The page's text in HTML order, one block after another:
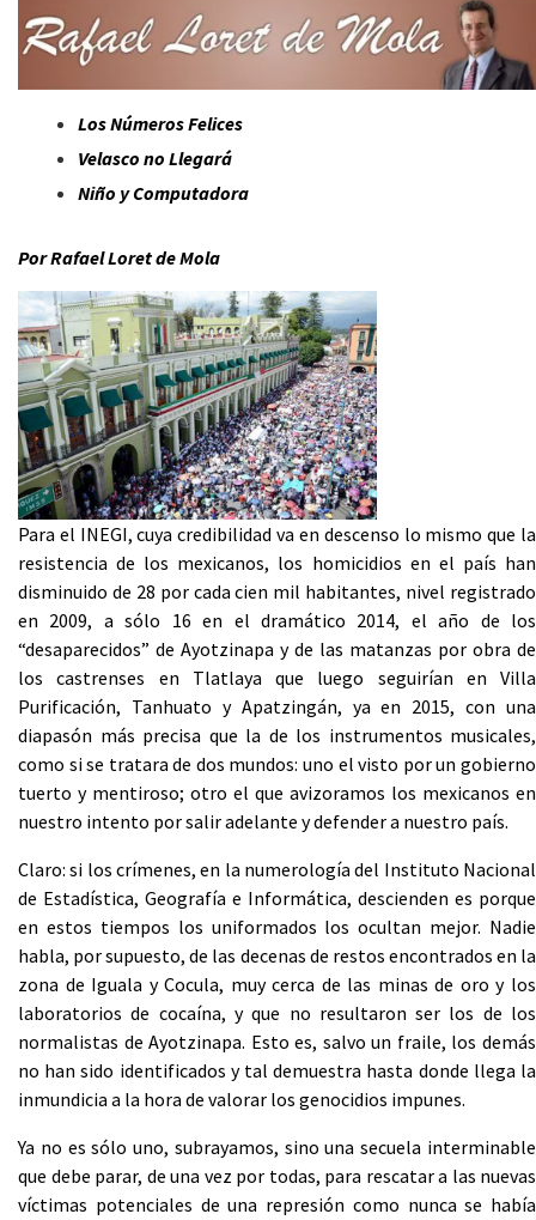
Los Números Felices
Velasco no Llegará
Niño y Computadora
Por Rafael Loret de Mola
Para el INEGI, cuya credibilidad va en descenso lo mismo que la
resistencia de los mexicanos, los homicidios en el país han
disminuido de 28 por cada cien mil habitantes, nivel registrado
en 2009, a sólo 16 en el dramático 2014, el año de los
“desaparecidos” de Ayotzinapa y de las matanzas por obra de
los castrenses en Tlatlaya que luego seguirían en Villa
Purificación, Tanhuato y Apatzingán, ya en 2015, con una
diapasón más precisa que la de los instrumentos musicales,
como si se tratara de dos mundos: uno el visto por un gobierno
tuerto y mentiroso; otro el que avizoramos los mexicanos en
nuestro intento por salir adelante y defender a nuestro país.
Claro: si los crímenes, en la numerología del Instituto Nacional
de Estadística, Geografía e Informática, descienden es porque
en estos tiempos los uniformados los ocultan mejor. Nadie
habla, por supuesto, de las decenas de restos encontrados en la
zona de Iguala y Cocula, muy cerca de las minas de oro y los
laboratorios de cocaína, y que no resultaron ser los de los
normalistas de Ayotzinapa. Esto es, salvo un fraile, los demás
no han sido identificados y tal demuestra hasta donde llega la
inmundicia a la hora de valorar los genocidios impunes.
Ya no es sólo uno, subrayamos, sino una secuela interminable
que debe parar, de una vez por todas, para rescatar a las nuevas
víctimas potenciales de una represión como nunca se había